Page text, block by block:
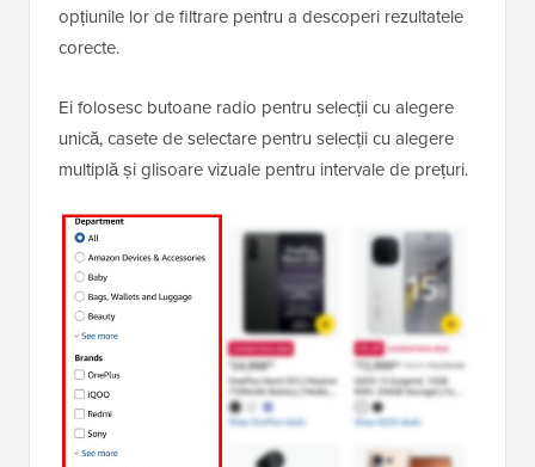
opțiunile lor de filtrare pentru a descoperi rezultatele
corecte.
Ei folosesc butoane radio pentru selecții cu alegere
unică, casete de selectare pentru selecții cu alegere
multiplă și glisoare vizuale pentru intervale de prețuri.